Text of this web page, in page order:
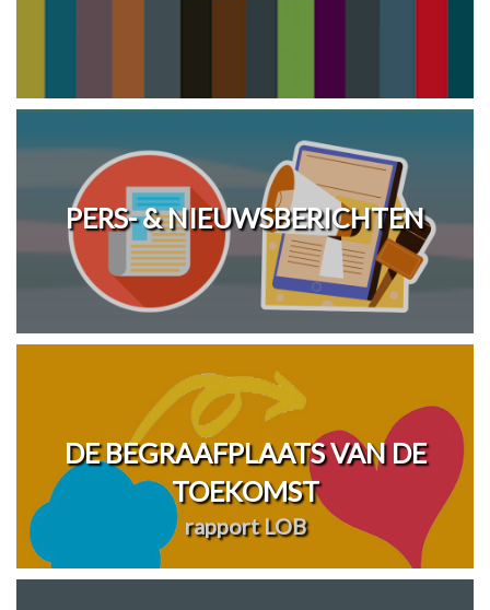
PERS- & NIEUWSBERICHTEN
DE BEGRAAFPLAATS VAN DE
TOEKOMST
rapport LOB